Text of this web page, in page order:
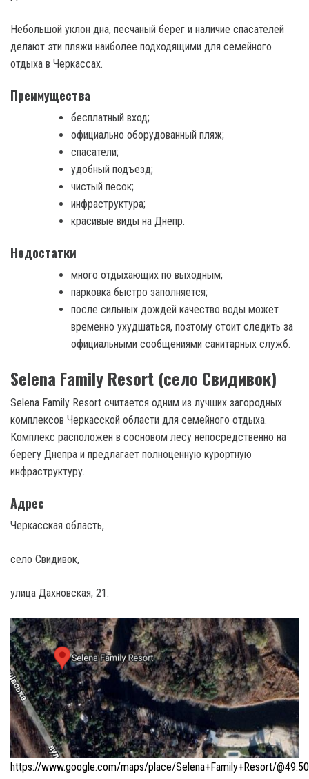
Небольшой уклон дна, песчаный берег и наличие спасателей
делают эти пляжи наиболее подходящими для семейного
отдыха в Черкассах.
Преимущества
бесплатный вход;
официально оборудованный пляж;
спасатели;
удобный подъезд;
чистый песок;
инфраструктура;
красивые виды на Днепр.
Недостатки
много отдыхающих по выходным;
парковка быстро заполняется;
после сильных дождей качество воды может
временно ухудшаться, поэтому стоит следить за
официальными сообщениями санитарных служб.
Selena Family Resort (село Свидивок)
Selena Family Resort считается одним из лучших загородных
комплексов Черкасской области для семейного отдыха.
Комплекс расположен в сосновом лесу непосредственно на
берегу Днепра и предлагает полноценную курортную
инфраструктуру.
Адрес
Черкасская область,
село Свидивок,
улица Дахновская, 21.
https://www.google.com/maps/place/Selena+Family+Resort/